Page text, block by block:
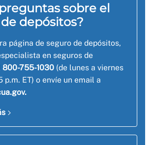
sobre el
depósitos?
página de seguro de depósitos,
en seguros de
800-755-1030 (de lunes a viernes
p.m. ET) o envíe un email a